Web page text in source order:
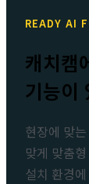
READY AI
캐치캠
기능이
현장에 맞
맞게 맞춤
설치 환경